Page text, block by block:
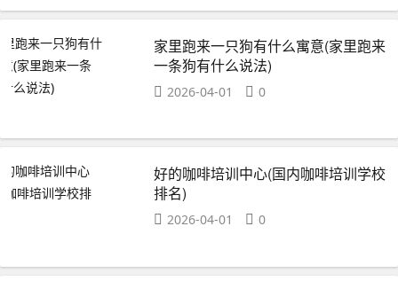
家里跑来一只狗有什么寓意(家里跑来
一条狗有什么说法)
2026-04-01 0
好的咖啡培训中心(国内咖啡培训学校
排名)
2026-04-01 0